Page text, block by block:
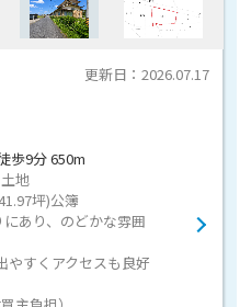
更新日：2026.07.17
歩9分 650m
地
坪)公簿
あり、のどかな雰囲
やすくアクセスも良好